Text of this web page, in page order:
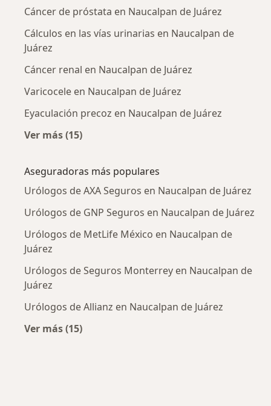
Cáncer de próstata en Naucalpan de Juárez
Cálculos en las vías urinarias en Naucalpan de
Juárez
Cáncer renal en Naucalpan de Juárez
Varicocele en Naucalpan de Juárez
Eyaculación precoz en Naucalpan de Juárez
Ver más (15)
Aseguradoras más populares
Urólogos de AXA Seguros en Naucalpan de Juárez
Urólogos de GNP Seguros en Naucalpan de Juárez
Urólogos de MetLife México en Naucalpan de
Juárez
Urólogos de Seguros Monterrey en Naucalpan de
Juárez
Urólogos de Allianz en Naucalpan de Juárez
Ver más (15)